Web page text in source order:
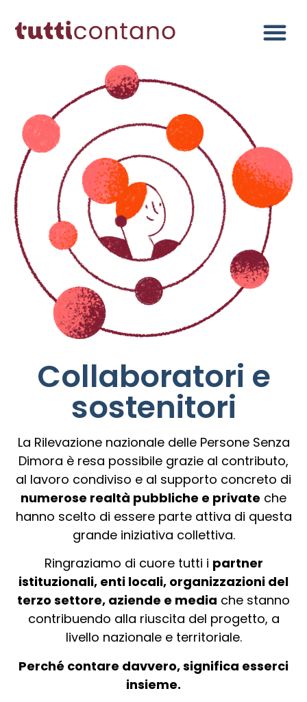
Collaboratori e
sostenitori
La Rilevazione nazionale delle Persone Senza
Dimora è resa possibile grazie al contributo,
al lavoro condiviso e al supporto concreto di
numerose realtà pubbliche e private che
hanno scelto di essere parte attiva di questa
grande iniziativa collettiva.
Ringraziamo di cuore tutti i partner
istituzionali, enti locali, organizzazioni del
terzo settore, aziende e media che stanno
contribuendo alla riuscita del progetto, a
livello nazionale e territoriale.
Perché contare davvero, significa esserci
insieme.